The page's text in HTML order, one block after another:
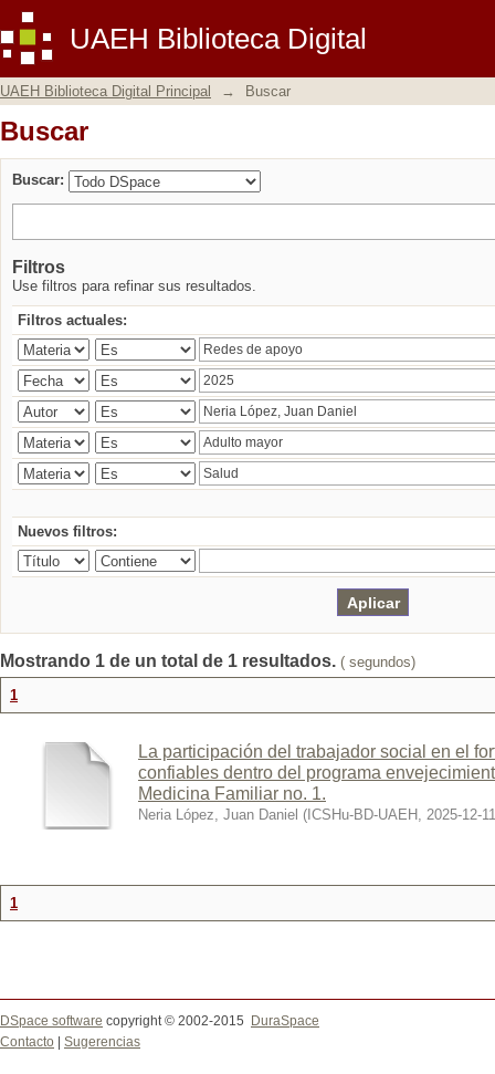
UAEH Biblioteca Digital
Buscar
UAEH Biblioteca Digital Principal → Buscar
Buscar
Buscar:
Filtros
Use filtros para refinar sus resultados.
Filtros actuales:
Nuevos filtros:
Mostrando 1 de un total de 1 resultados. ( segundos)
1
La participación del trabajador social en el
confiables dentro del programa
Medicina Familiar no. 1.
Neria López, Juan Daniel ( ICSHu-BD-UAEH , 2025-12-11
1
DSpace software copyright © 2002-2015
DuraSpace
Contacto
Sugerencias